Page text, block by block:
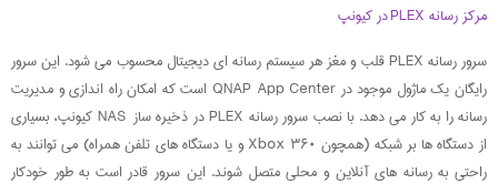
مرکز رسانه PLEX در کیونپ
سرور رسانه PLEX قلب و مغز هر سیستم رسانه ای دیجیتال محسوب می شود. این سرور
رایگان یک ماژول موجود در QNAP App Center است که امکان راه اندازی و مدیریت
رسانه را به کار می دهد. با نصب سرور رسانه PLEX در ذخیره ساز NAS کیونپ، بسیاری
از دستگاه ها بر شبکه (همچون Xbox ۳۶۰ و یا دستگاه های تلفن همراه) می توانند به
راحتی به رسانه های آنلاین و محلی متصل شوند. این سرور قادر است به طور خودکار